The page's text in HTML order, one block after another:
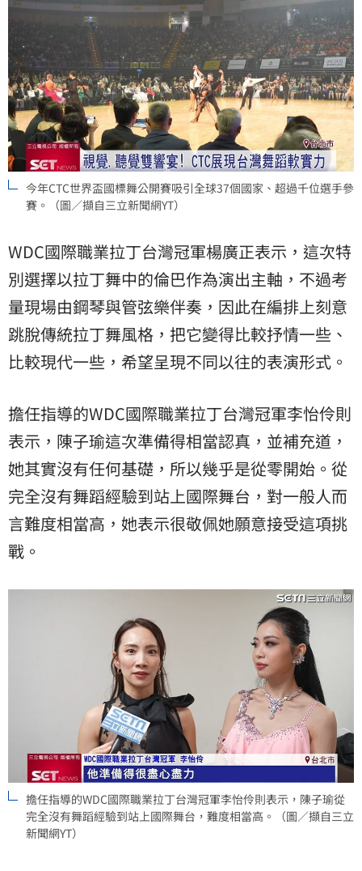
今年CTC世界盃國標舞公開賽吸引全球37個國家、超過千位選手參
賽。（圖／擷自三立新聞網YT）
WDC國際職業拉丁台灣冠軍楊廣正表示，這次特
別選擇以拉丁舞中的倫巴作為演出主軸，不過考
量現場由鋼琴與管弦樂伴奏，因此在編排上刻意
跳脫傳統拉丁舞風格，把它變得比較抒情一些、
比較現代一些，希望呈現不同以往的表演形式。
擔任指導的WDC國際職業拉丁台灣冠軍李怡伶則
表示，陳子瑜這次準備得相當認真，並補充道，
她其實沒有任何基礎，所以幾乎是從零開始。從
完全沒有舞蹈經驗到站上國際舞台，對一般人而
言難度相當高，她表示很敬佩她願意接受這項挑
戰。
擔任指導的WDC國際職業拉丁台灣冠軍李怡伶則表示，陳子瑜從
完全沒有舞蹈經驗到站上國際舞台，難度相當高。（圖／擷自三立
新聞網YT）